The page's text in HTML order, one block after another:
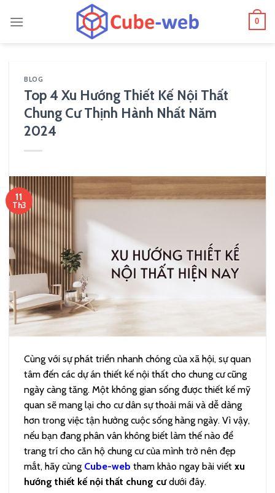
0
BLOG
Top 4 Xu Hướng Thiết Kế Nội Thất
Chung Cư Thịnh Hành Nhất Năm
2024
11
Th3
Cùng với sự phát triển nhanh chóng của xã hội, sự quan
tâm đến các dự án thiết kế nội thất cho chung cư cũng
ngày càng tăng. Một không gian sống được thiết kế mỹ
quan sẽ mang lại cho cư dân sự thoải mái và dễ dàng
hơn trong việc tận hưởng cuộc sống hàng ngày. Vì vậy,
nếu bạn đang phân vân không biết làm thế nào để
trang trí cho căn hộ chung cư của mình trở nên đẹp
mắt, hãy cùng Cube-web tham khảo ngay bài viết xu
hướng thiết kế nội thất chung cưdưới đây.